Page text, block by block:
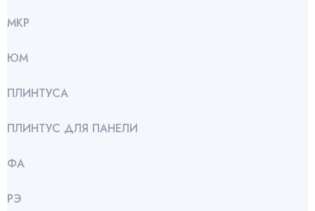
МКР
ЮМ
ПЛИНТУСА
ПЛИНТУС ДЛЯ ПАНЕЛИ
ФА
РЭ